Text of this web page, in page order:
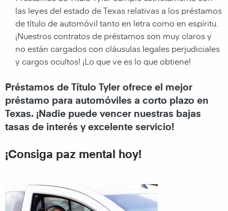
las leyes del estado de Texas relativas a los préstamos
de título de automóvil tanto en letra como en espíritu.
¡Nuestros contratos de préstamos son muy claros y
no están cargados con cláusulas legales perjudiciales
y cargos ocultos! ¡Lo que ve es lo que obtiene!
Préstamos de Título Tyler ofrece el mejor
préstamo para automóviles a corto plazo en
Texas. ¡Nadie puede vencer nuestras bajas
tasas de interés y excelente servicio!
¡Consiga paz mental hoy!